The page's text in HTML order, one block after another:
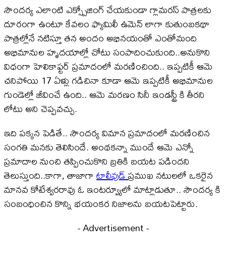
సౌందర్య ఎలాంటి ఎక్స్పోజింగ్ చేయకుండా గ్లామరస్ పాత్రలకు
దూరంగా ఉంటూ కేవలం ఫ్యామిలీ ఉమెన్ లాగా కుతుంబకథా
పాత్రల్లోనే నటిస్తూ తన అందం అభినయంతో ఎంతోమంది
అభిమానుల హృదయాల్లో చోటు సంపాదించుకుంది..అనుకొని
విధంగా హెలికాఫ్టర్ ప్రమాదంలో మరణించింది.. ఇప్పటికీ ఆమె
చనిపోయి 17 ఏళ్లు గడిచినా కూడా ఆమె ఇప్పటికీ అభిమానుల
గుండెల్లో జీవించే ఉంది.. ఆమె మరణం సినీ ఇండస్ట్రీ కి తీరని
లోటు అని చెప్పవచ్చు.
ఇది పక్కన పెడితే.. సౌందర్య విమాన ప్రమాదంలో మరణించిన
సంగతి మనకు తెలిసిందే. అంథకన్నా ముందే ఆమె ఎన్నో
ప్రమాదాల నుంచి తప్పించుకొని బ్రతికి బయట పడిందని
తెలుస్తుంది..కాగా, తాజాగాటాలీవుడ్ప్రముఖ నటులలో ఒకరైన
మానవ కోటేశ్వరరావు ఓ ఇంటర్వ్యూలో మాట్లాడుతూ.. సౌందర్య కి
సంబంధించిన కొన్ని భయంకర నిజాలను బయటపెట్టారు.
- Advertisement -